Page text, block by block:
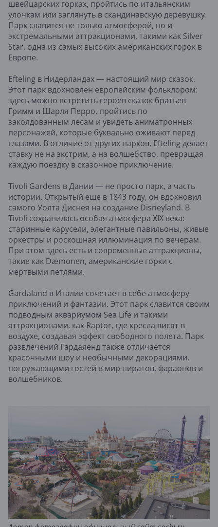
швейцарских горках, пройтись по итальянским
улочкам или заглянуть в скандинавскую деревушку.
Парк славится не только атмосферой, но и
экстремальными аттракционами, такими как Silver
Star, одна из самых высоких американских горок в
Европе.
Efteling в Нидерландах — настоящий мир сказок.
Этот парк вдохновлен европейским фольклором:
здесь можно встретить героев сказок братьев
Гримм и Шарля Перро, пройтись по
заколдованным лесам и увидеть аниматронных
персонажей, которые буквально оживают перед
глазами. В отличие от других парков, Efteling делает
ставку не на экстрим, а на волшебство, превращая
каждую поездку в сказочное приключение.
Tivoli Gardens в Дании — не просто парк, а часть
истории. Открытый еще в 1843 году, он вдохновил
самого Уолта Диснея на создание Disneyland. В
Tivoli сохранилась особая атмосфера XIX века:
старинные карусели, элегантные павильоны, живые
оркестры и роскошная иллюминация по вечерам.
При этом здесь есть и современные аттракционы,
такие как Dæmonen, американские горки с
мертвыми петлями.
Gardaland в Италии сочетает в себе атмосферу
приключений и фантазии. Этот парк славится своим
подводным аквариумом Sea Life и такими
аттракционами, как Raptor, где кресла висят в
воздухе, создавая эффект свободного полета. Парк
развлечений Гардаленд также отличается
красочными шоу и необычными декорациями,
погружающими гостей в мир пиратов, фараонов и
волшебников.